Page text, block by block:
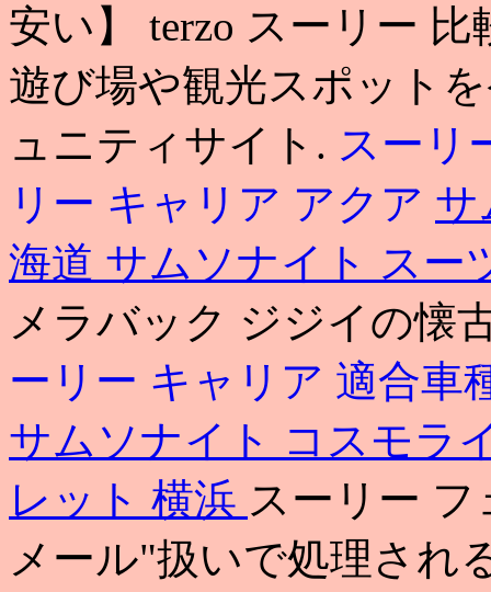
安い】 terzo スーリー
遊び場や観光スポット
ュニティサイト. スーリ
リー キャリア アクア サ
海道 サムソナイト スー
メラバック ジジイの懐
ーリー キャリア 適合車
サムソナイト コスモラ
レット 横浜 スーリー
メール"扱いで処理され